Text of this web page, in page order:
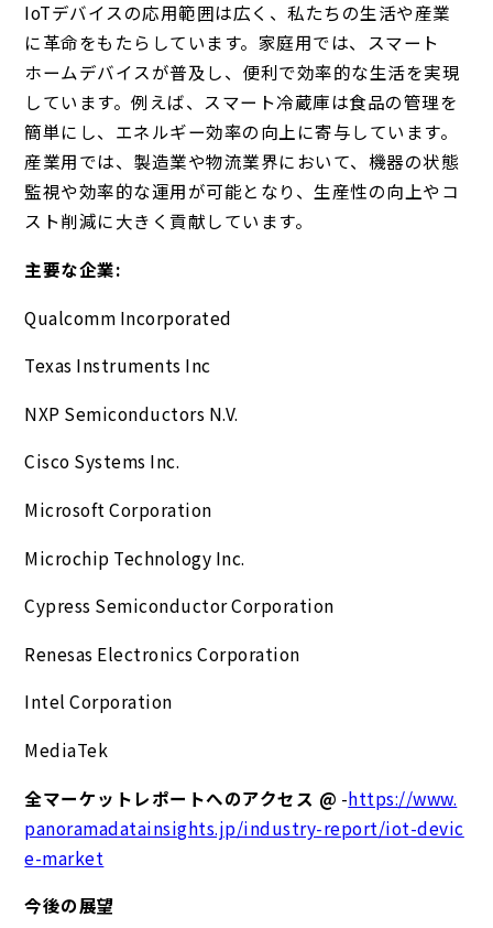
IoTデバイスの応用範囲は広く、私たちの生活や産業
に革命をもたらしています。家庭用では、スマート
ホームデバイスが普及し、便利で効率的な生活を実現
しています。例えば、スマート冷蔵庫は食品の管理を
簡単にし、エネルギー効率の向上に寄与しています。
産業用では、製造業や物流業界において、機器の状態
監視や効率的な運用が可能となり、生産性の向上やコ
スト削減に大きく貢献しています。
主要な企業:
Qualcomm Incorporated
Texas Instruments Inc
NXP Semiconductors N.V.
Cisco Systems Inc.
Microsoft Corporation
Microchip Technology Inc.
Cypress Semiconductor Corporation
Renesas Electronics Corporation
Intel Corporation
MediaTek
全マーケットレポートへのアクセス @ -https://www.
panoramadatainsights.jp/industry-report/iot-devic
e-market
今後の展望